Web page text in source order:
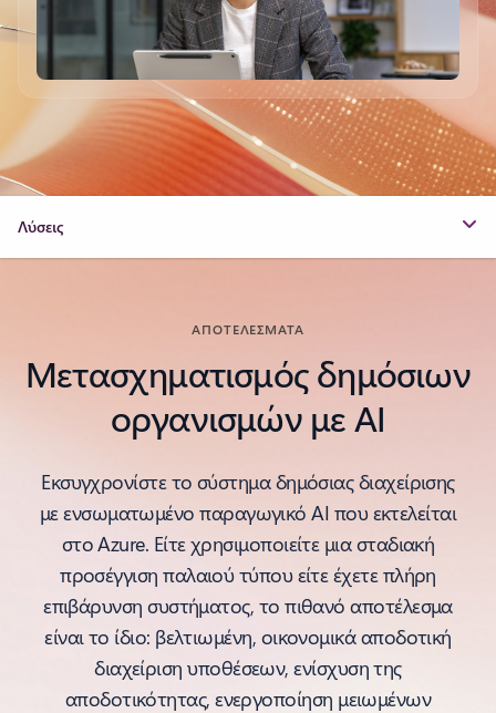
Λύσεις
ΑΠΟΤΕΛΈΣΜΑΤΑ
Μετασχηματισμός δημόσιων
οργανισμών με ΑΙ
Εκσυγχρονίστε το σύστημα δημόσιας διαχείρισης
με ενσωματωμένο παραγωγικό AI που εκτελείται
στο Azure. Είτε χρησιμοποιείτε μια σταδιακή
προσέγγιση παλαιού τύπου είτε έχετε πλήρη
επιβάρυνση συστήματος, το πιθανό αποτέλεσμα
είναι το ίδιο: βελτιωμένη, οικονομικά αποδοτική
διαχείριση υποθέσεων, ενίσχυση της
αποδοτικότητας, ενεργοποίηση μειωμένων